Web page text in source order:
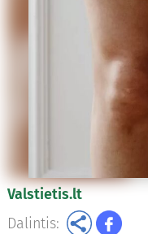
Valstietis.lt
Dalintis: